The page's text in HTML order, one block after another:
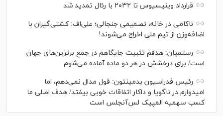
قرارداد وینیسیوس تا ۲۰۳۲ با رئال‌ تمدید شد
ناکامی در خانه، تصمیمی جنجالی؛ علی‌اف: کشتی‌گیران با
اضافه‌وزن از تیم ملی اخراج می‌شوند!
رستمیان: هدفم تثبیت جایگاهم در جمع برترین‌های جهان
است/ برای درخشش در هر دو ماده آماده می‌شوم
رئیس فدراسیون بدمینتون: قول مدال نمی‌دهم، اما
امیدوارم در ناگویا و داکار اتفاقات خوبی بیفتد/ هدف اصلی ما
کسب سهمیه المپیک لس‌آنجلس است